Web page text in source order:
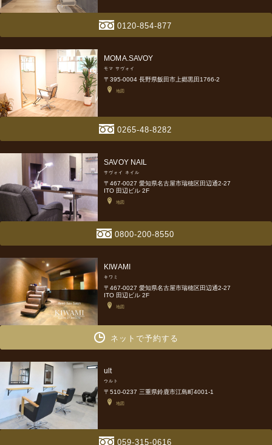
0120-854-877
MOMA.SAVOY
モマ サヴォイ
〒395-0004 長野県飯田市上郷黒田1766-2
地図
0265-48-8282
SAVOY NAIL
サヴォイ ネイル
〒467-0027 愛知県名古屋市瑞穂区田辺通2-27
ITO 田辺ビル 2F
地図
0800-200-8550
KIWAMI
キワミ
〒467-0027 愛知県名古屋市瑞穂区田辺通2-27
ITO 田辺ビル 2F
地図
ネットで予約する
ult
ウルト
〒510-0237 三重県鈴鹿市江島町4001-1
地図
059-315-0616